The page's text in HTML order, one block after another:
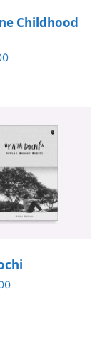
Childhood